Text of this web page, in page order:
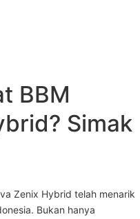
BBM
Simak
Zenix Hybrid telah menarik
Bukan hanya